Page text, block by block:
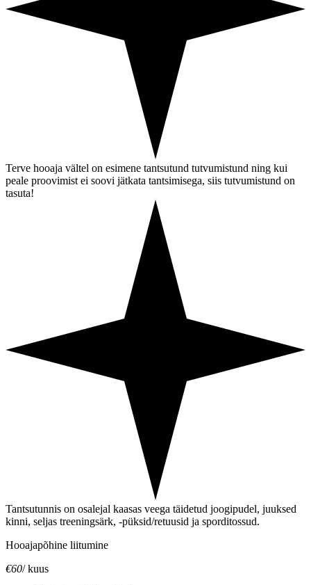
Terve hooaja vältel on esimene tantsutund tutvumistund ning kui
peale proovimist ei soovi jätkata tantsimisega, siis tutvumistund on
tasuta!
Tantsutunnis on osalejal kaasas veega täidetud joogipudel, juuksed
kinni, seljas treeningsärk, -püksid/retuusid ja sporditossud.
Hooajapõhine liitumine
€60/ kuus